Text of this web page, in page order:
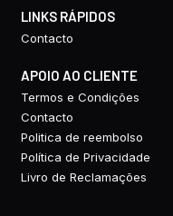
LINKS RÁPIDOS
Contacto
APOIO AO CLIENTE
Termos e Condições
Contacto
Politica de reembolso
Política de Privacidade
Livro de Reclamações